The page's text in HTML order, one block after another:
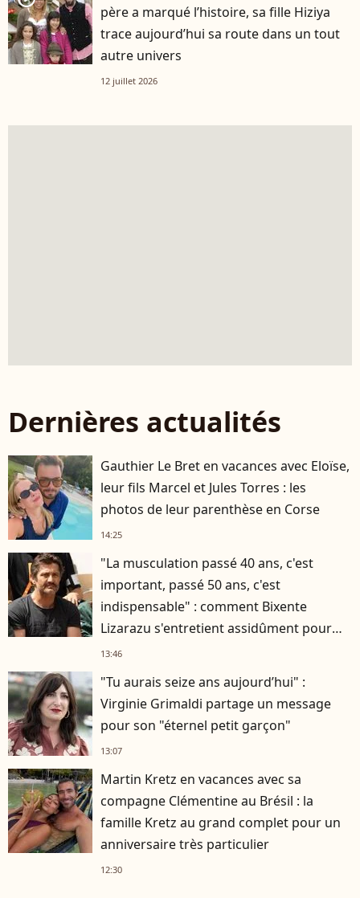
père a marqué l’histoire, sa fille Hiziya
trace aujourd’hui sa route dans un tout
autre univers
12 juillet 2026
Dernières actualités
Gauthier Le Bret en vacances avec Eloïse,
leur fils Marcel et Jules Torres : les
photos de leur parenthèse en Corse
14:25
"La musculation passé 40 ans, c'est
important, passé 50 ans, c'est
indispensable" : comment Bixente
Lizarazu s'entretient assidûment pour
rester musclé à 56 ans ?
13:46
"Tu aurais seize ans aujourd’hui" :
Virginie Grimaldi partage un message
pour son "éternel petit garçon"
13:07
Martin Kretz en vacances avec sa
compagne Clémentine au Brésil : la
famille Kretz au grand complet pour un
anniversaire très particulier
12:30